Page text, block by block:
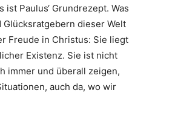
Paulus‘ Grundrezept. Was
dieser Welt
Freude in Christus: Sie liegt
Existenz. Sie ist nicht
immer und überall zeigen,
auch da, wo wir